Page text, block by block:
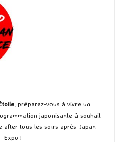
, préparez-vous à vivre un
japonisante à souhait
after tous les soirs après Japan
Expo !